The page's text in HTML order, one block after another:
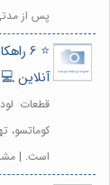
پس از
⭐️ 6
آنلاین 💻
قطعات
است. |